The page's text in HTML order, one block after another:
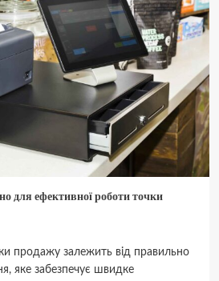
для ефективної роботи точки
продажу залежить від правильно
яке забезпечує швидке